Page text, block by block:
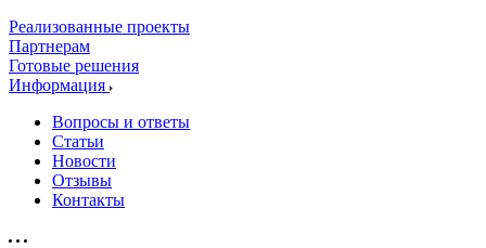
Реализованные проекты
Партнерам
Готовые решения
Информация
Вопросы и ответы
Статьи
Новости
Отзывы
Контакты